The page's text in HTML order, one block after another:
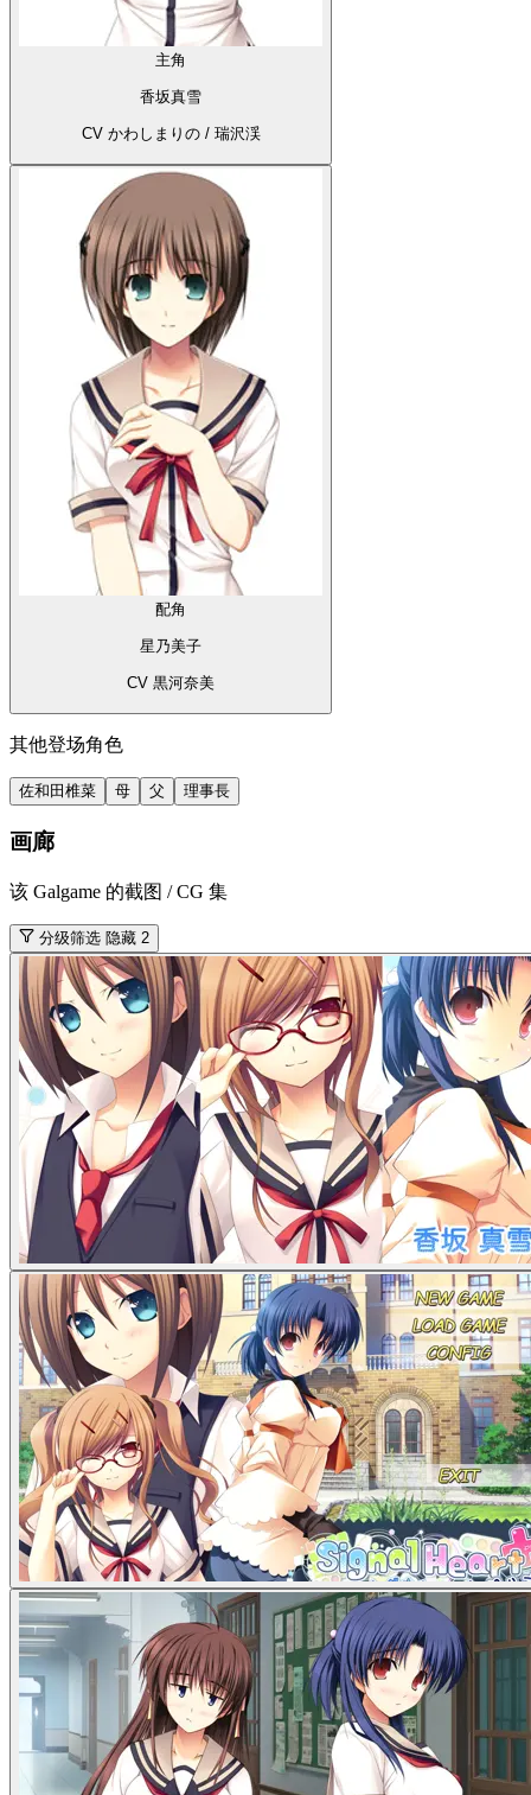
主角
香坂真雪
CV かわしまりの / 瑞沢渓
配角
星乃美子
CV 黒河奈美
其他登场角色
佐和田椎菜 母 父 理事長
画廊
该 Galgame 的截图 / CG 集
分级筛选 隐藏 2